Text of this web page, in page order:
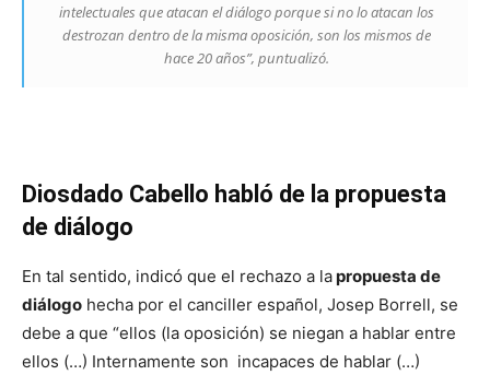
intelectuales que atacan el diálogo porque si no lo atacan los
destrozan dentro de la misma oposición, son los mismos de
hace 20 años”, puntualizó.
Diosdado Cabello habló de la propuesta
de diálogo
En tal sentido, indicó que el rechazo a lapropuesta de
diálogo hecha por el canciller español, Josep Borrell, se
debe a que “ellos (la oposición) se niegan a hablar entre
ellos (…) Internamente son incapaces de hablar (…)